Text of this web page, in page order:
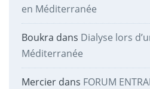
en Méditerranée
Boukra dans Dialyse lors
Méditerranée
Mercierdans FORUM